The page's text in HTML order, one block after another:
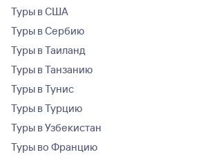
Туры в США
Туры в Сербию
Туры в Таиланд
Туры в Танзанию
Туры в Тунис
Туры в Турцию
Туры в Узбекистан
Туры во Францию